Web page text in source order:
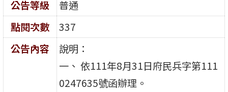
公告等級
普通
點閱次數
337
公告內容
說明：
一、 依111年8月31日府民兵字第111
0247635號函辦理。